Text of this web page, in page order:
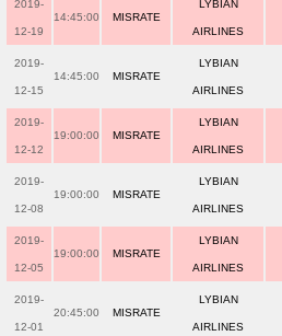
2019-
12-19
14:45:00 MISRATE
LYBIAN
AIRLINES
2019-
12-15
14:45:00 MISRATE
LYBIAN
AIRLINES
2019-
12-12
19:00:00 MISRATE
LYBIAN
AIRLINES
2019-
12-08
19:00:00 MISRATE
LYBIAN
AIRLINES
2019-
12-05
19:00:00 MISRATE
LYBIAN
AIRLINES
2019-
12-01
20:45:00 MISRATE
LYBIAN
AIRLINES